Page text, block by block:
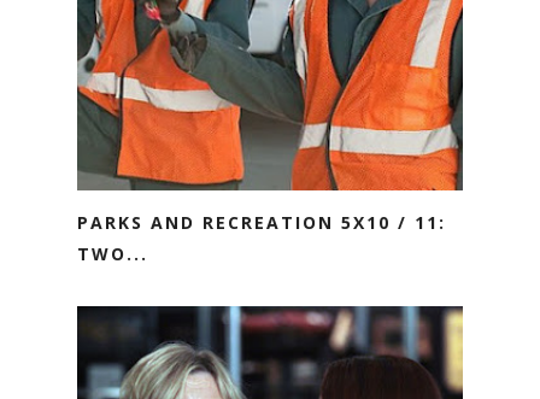
PARKS AND RECREATION 5X10 / 11:
TWO...